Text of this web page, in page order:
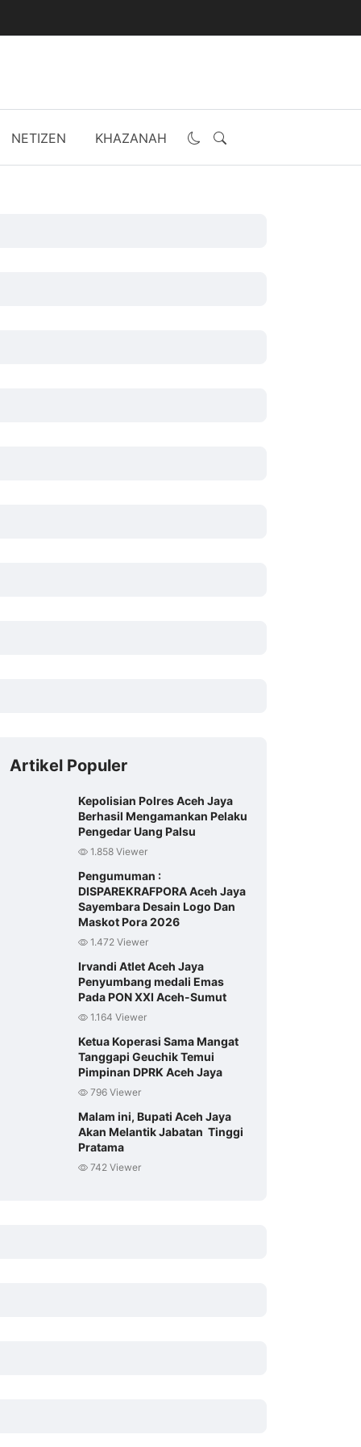
NETIZEN KHAZANAH
Artikel Populer
Kepolisian Polres Aceh Jaya
Berhasil Mengamankan Pelaku
Pengedar Uang Palsu
1.858 Viewer
Pengumuman :
DISPAREKRAFPORA Aceh Jaya
Sayembara Desain Logo Dan
Maskot Pora 2026
1.472 Viewer
Irvandi Atlet Aceh Jaya
Penyumbang medali Emas
Pada PON XXI Aceh-Sumut
1.164 Viewer
Ketua Koperasi Sama Mangat
Tanggapi Geuchik Temui
Pimpinan DPRK Aceh Jaya
796 Viewer
Malam ini, Bupati Aceh Jaya
Akan Melantik Jabatan Tinggi
Pratama
742 Viewer